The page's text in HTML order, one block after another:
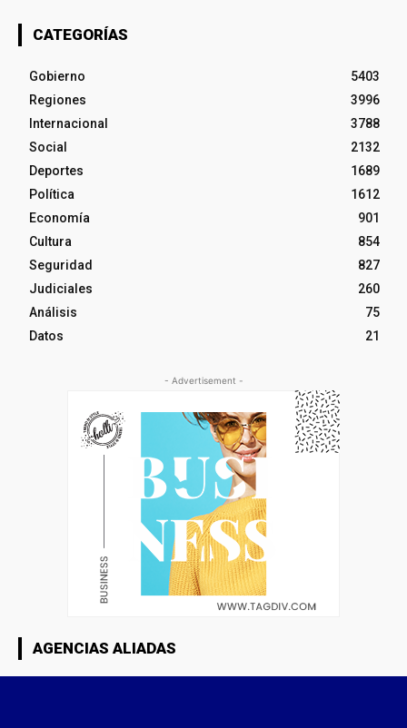
CATEGORÍAS
Gobierno
5403
Regiones
3996
Internacional
3788
Social
2132
Deportes
1689
Política
1612
Economía
901
Cultura
854
Seguridad
827
Judiciales
260
Análisis
75
Datos
21
- Advertisement -
AGENCIAS ALIADAS